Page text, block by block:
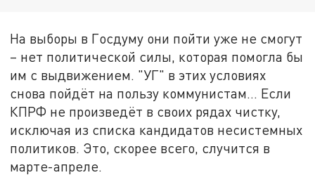
На выборы в Госдуму они пойти уже не смогут
– нет политической силы, которая помогла бы
им с выдвижением. "УГ" в этих условиях
снова пойдёт на пользу коммунистам… Если
КПРФ не произведёт в своих рядах чистку,
исключая из списка кандидатов несистемных
политиков. Это, скорее всего, случится в
марте-апреле.